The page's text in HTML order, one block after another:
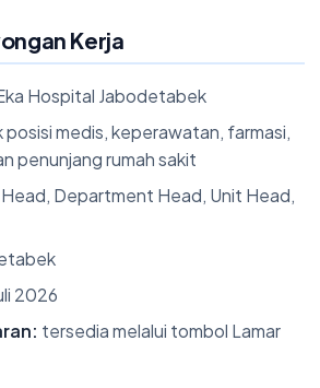
Kerja
Hospital Jabodetabek
posisi medis, keperawatan, farmasi,
penunjang rumah sakit
Head, Department Head, Unit Head,
2026
tersedia melalui tombol Lamar